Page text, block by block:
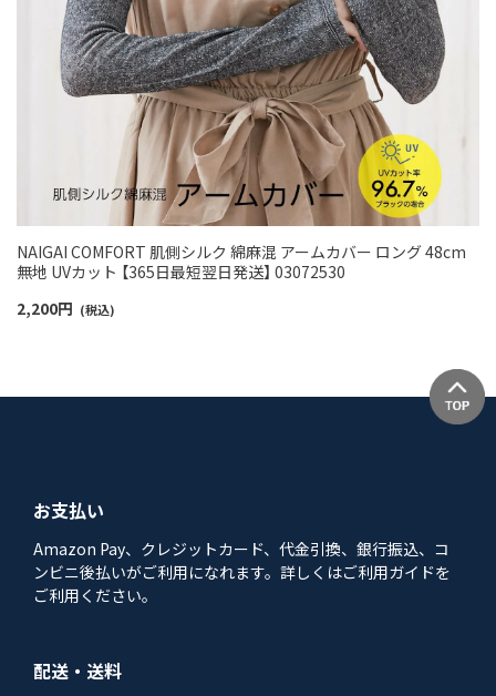
NAIGAI COMFORT 肌側シルク 綿麻混 アームカバー ロング 48cm
無地 UVカット 【365日最短翌日発送】 03072530
2,200円 (税込)
お支払い
Amazon Pay、クレジットカード、代金引換、銀行振込、コ
ンビニ後払いがご利用になれます。詳しくはご利用ガイドを
ご利用ください。
配送・送料